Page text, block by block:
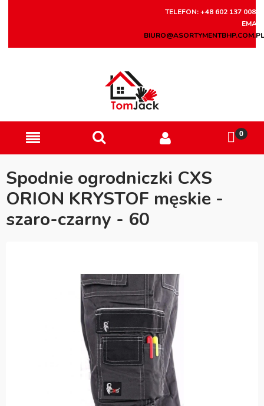
TELEFON: +48 602 137 008
EMAIL:
BIURO@ASORTYMENTBHP.COM.PL
Spodnie ogrodniczki CXS
ORION KRYSTOF męskie -
szaro-czarny - 60